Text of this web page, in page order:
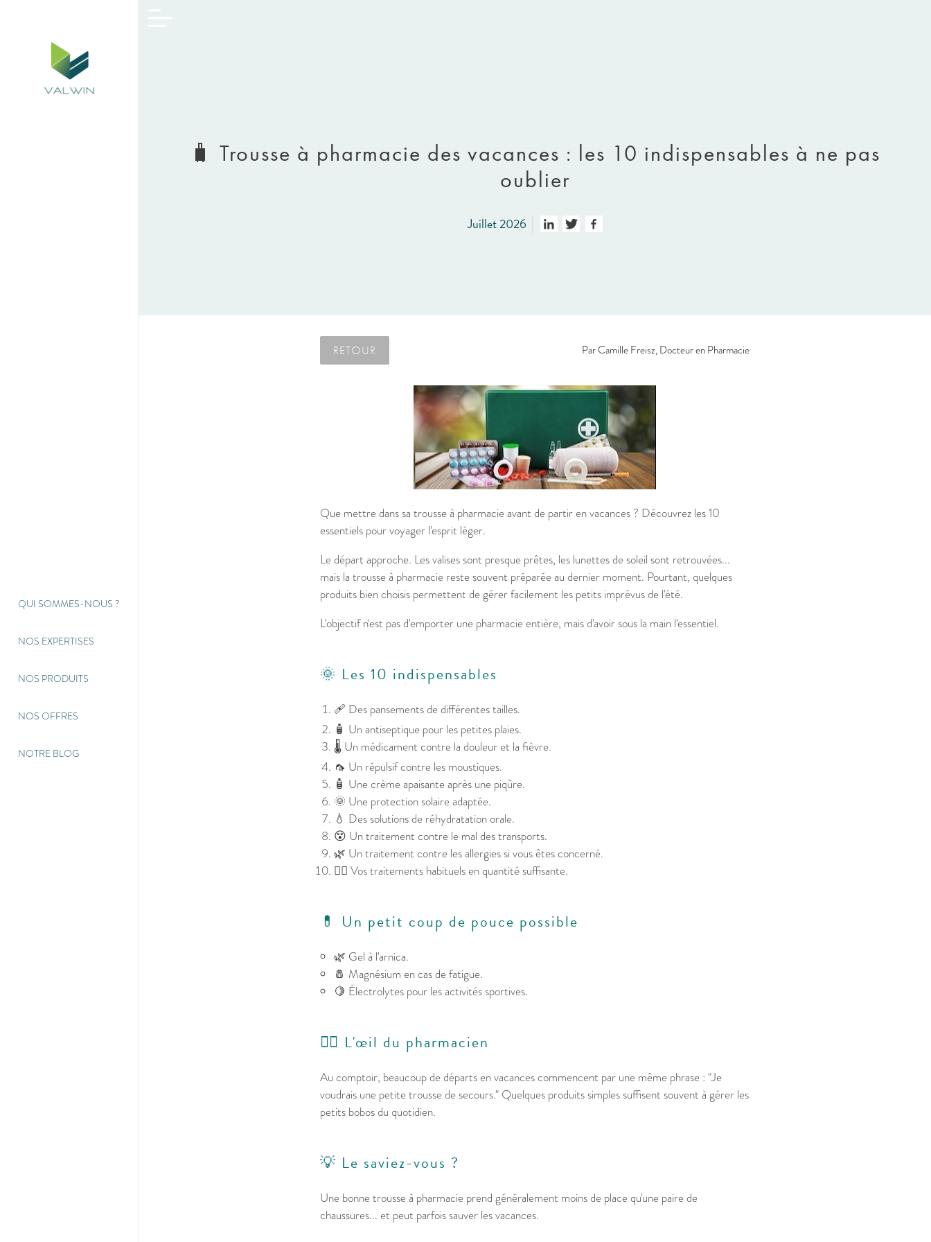
🧳 Trousse à pharmacie des vacances : les 10 indispensables à ne pas
oublier
Juillet 2026
RETOUR ParCamille Freisz, Docteur en Pharmacie
Que mettre dans sa trousse à pharmacie avant de partir en vacances ? Découvrez les 10
essentiels pour voyager l'esprit léger.
Le départ approche. Les valises sont presque prêtes, les lunettes de soleil sont retrouvées...
mais la trousse à pharmacie reste souvent préparée au dernier moment. Pourtant, quelques
produits bien choisis permettent de gérer facilement les petits imprévus de l'été.
L'objectif n'est pas d'emporter une pharmacie entière, mais d'avoir sous la main l'essentiel.
🌞 Les 10 indispensables
🩹 Des pansements de différentes tailles.
🧴 Un antiseptique pour les petites plaies.
🌡️ Un médicament contre la douleur et la fièvre.
🦟 Un répulsif contre les moustiques.
🧴 Une crème apaisante après une piqûre.
🌞 Une protection solaire adaptée.
💧 Des solutions de réhydratation orale.
😵 Un traitement contre le mal des transports.
🌿 Un traitement contre les allergies si vous êtes concerné.
👩‍⚕️ Vos traitements habituels en quantité suffisante.
💊 Un petit coup de pouce possible
🌿 Gel à l'arnica.
🧂 Magnésium en cas de fatigue.
🍋 Électrolytes pour les activités sportives.
👩‍⚕️ L'œil du pharmacien
Au comptoir, beaucoup de départs en vacances commencent par une même phrase : "Je
voudrais une petite trousse de secours." Quelques produits simples suffisent souvent à gérer les
petits bobos du quotidien.
💡 Le saviez-vous ?
Une bonne trousse à pharmacie prend généralement moins de place qu'une paire de
chaussures... et peut parfois sauver les vacances.
QUI SOMMES-NOUS ?
NOS EXPERTISES
NOS PRODUITS
NOS OFFRES
NOTRE BLOG